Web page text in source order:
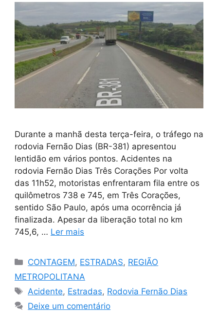
Durante a manhã desta terça-feira, o tráfego na
rodovia Fernão Dias (BR-381) apresentou
lentidão em vários pontos. Acidentes na
rodovia Fernão Dias Três Corações Por volta
das 11h52, motoristas enfrentaram fila entre os
quilômetros 738 e 745, em Três Corações,
sentido São Paulo, após uma ocorrência já
finalizada. Apesar da liberação total no km
745,6, … Ler mais
Categorias
CONTAGEM, ESTRADAS, REGIÃO
METROPOLITANA
Tags
Acidente, Estradas, Rodovia Fernão Dias
Deixe um comentário